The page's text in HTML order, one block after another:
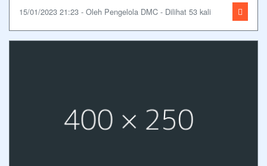
15/01/2023 21:23 - Oleh Pengelola DMC - Dilihat 53 kali